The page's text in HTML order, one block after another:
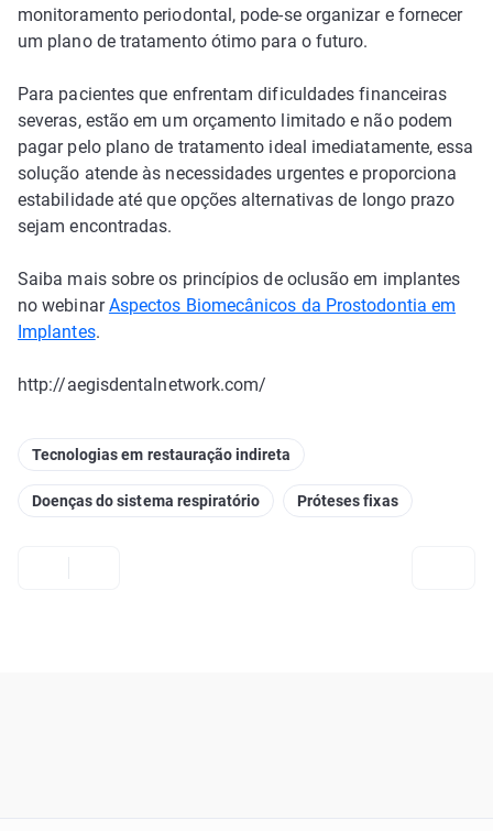
monitoramento periodontal, pode-se organizar e fornecer
um plano de tratamento ótimo para o futuro.
Para pacientes que enfrentam dificuldades financeiras
severas, estão em um orçamento limitado e não podem
pagar pelo plano de tratamento ideal imediatamente, essa
solução atende às necessidades urgentes e proporciona
estabilidade até que opções alternativas de longo prazo
sejam encontradas.
Saiba mais sobre os princípios de oclusão em implantes
no webinarAspectos Biomecânicos da Prostodontia em
Implantes.
http://aegisdentalnetwork.com/
Tecnologias em restauração indireta
Doenças do sistema respiratório Próteses fixas